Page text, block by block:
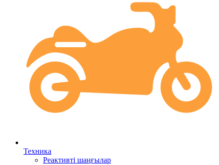
Техника
Реактивті шаңғылар